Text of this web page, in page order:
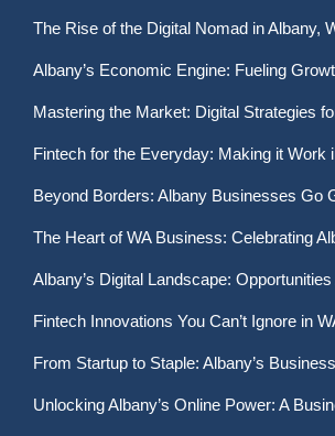
The Rise of the Digital Nomad in Albany,
Albany’s Economic Engine: Fueling
Mastering the Market: Digital Strategies
Fintech for the Everyday: Making it Work
Beyond Borders: Albany Businesses Go
The Heart of WA Business: Celebrating
Albany’s Digital Landscape:
Fintech Innovations You Can’t Ignore in
From Startup to Staple: Albany’s
Unlocking Albany’s Online Power: A